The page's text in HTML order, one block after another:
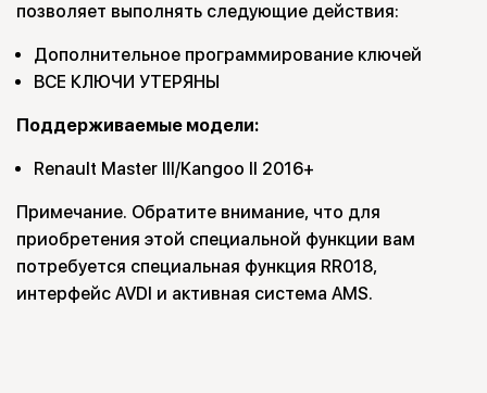
позволяет выполнять следующие действия:
Дополнительное программирование ключей
ВСЕ КЛЮЧИ УТЕРЯНЫ
Поддерживаемые модели:
Renault Master III/Kangoo II 2016+
Примечание. Обратите внимание, что для
приобретения этой специальной функции вам
потребуется специальная функция RR018,
интерфейс AVDI и активная система AMS.